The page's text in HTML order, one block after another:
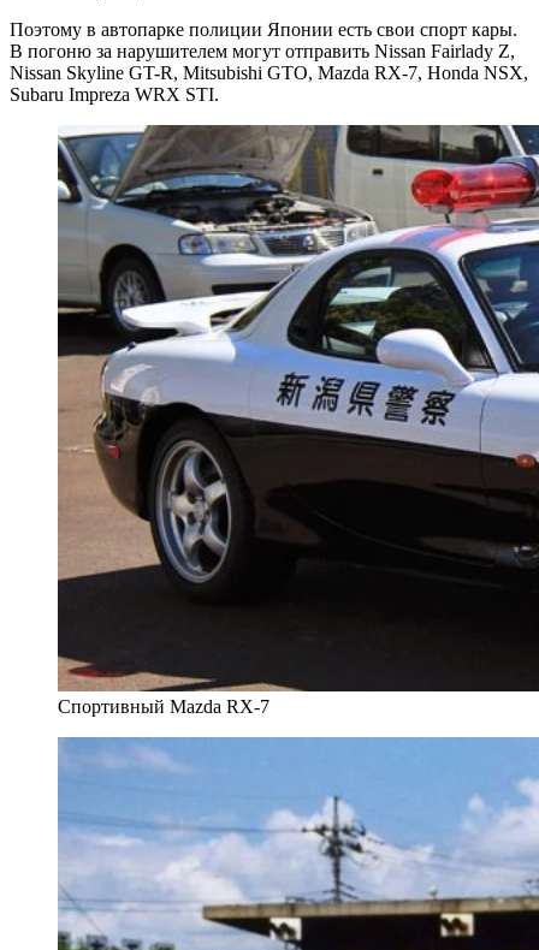
Поэтому в автопарке полиции Японии есть свои спорт кары.
В погоню за нарушителем могут отправить Nissan Fairlady Z,
Nissan Skyline GT-R, Mitsubishi GTO, Mazda RX-7, Honda NSX,
Subaru Impreza WRX STI.
Спортивный Mazda RX-7